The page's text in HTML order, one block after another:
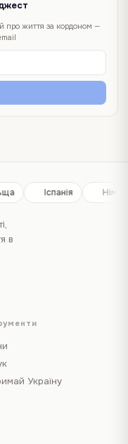
про життя за кордоном —
Іспанія
в
Україну